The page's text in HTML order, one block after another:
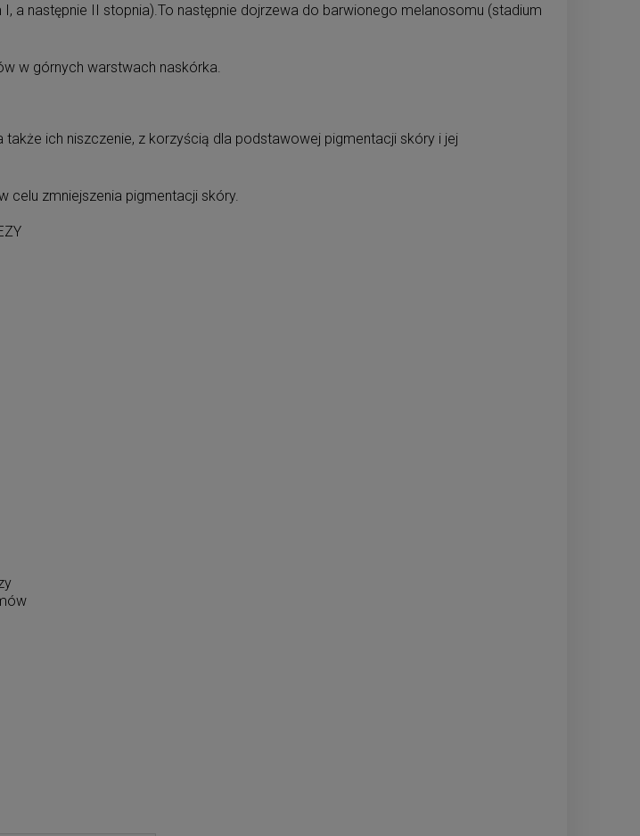
a następnie II stopnia).To następnie dojrzewa do barwionego melanosomu (stadium
w górnych warstwach naskórka.
także ich niszczenie, z korzyścią dla podstawowej pigmentacji skóry i jej
celu zmniejszenia pigmentacji skóry.